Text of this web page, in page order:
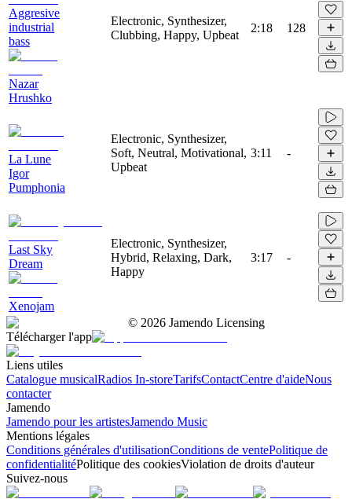
Aggresive
industrial
bass
Nazar
Hrushko
Electronic, Synthesizer,
Clubbing, Happy, Upbeat
2:18 128
La Lune
Igor
Pumphonia
Electronic, Synthesizer,
Soft, Neutral, Motivational,
Upbeat
3:11 -
Last Sky
Dream
Xenojam
Electronic, Synthesizer,
Hybrid, Relaxing, Dark,
Happy
3:17 -
© 2026 Jamendo Licensing
Télécharger l'app
Liens utiles
Catalogue musicalRadios In-storeTarifsContactCentre d'aideNous
contacter
Jamendo
Jamendo pour les artistesJamendo Music
Mentions légales
Conditions générales d'utilisationConditions de ventePolitique de
confidentialitéPolitique des cookiesViolation de droits d'auteur
Suivez-nous